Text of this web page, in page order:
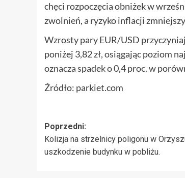
chęci rozpoczęcia obniżek w
zwolnień, a ryzyko inflacji
Wzrosty pary EUR/USD
poniżej 3,82 zł, osiągając poziom
oznacza spadek o 0,4 proc. w
Źródło: parkiet.com
Zobacz
wpisy
Poprzedni:
Kolizja na strzelnicy poligonu w
uszkodzenie budynku w pobliżu.